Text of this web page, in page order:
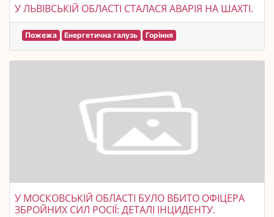
У ЛЬВІВСЬКІЙ ОБЛАСТІ СТАЛАСЯ АВАРІЯ НА ШАХТІ.
Пожежа Енергетична галузь Горіння
У МОСКОВСЬКІЙ ОБЛАСТІ БУЛО ВБИТО ОФІЦЕРА
ЗБРОЙНИХ СИЛ РОСІЇ: ДЕТАЛІ ІНЦИДЕНТУ.